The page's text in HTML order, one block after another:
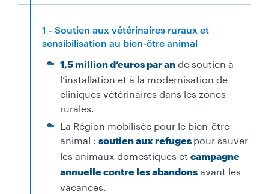
1 - Soutien aux vétérinaires ruraux et
sensibilisation au bien-être animal
1,5 million d’euros par an de soutien à
l’installation et à la modernisation de
cliniques vétérinaires dans les zones
rurales.
La Région mobilisée pour le bien-être
animal : soutien aux refuges pour sauver
les animaux domestiques et campagne
annuelle contre les abandons avant les
vacances.